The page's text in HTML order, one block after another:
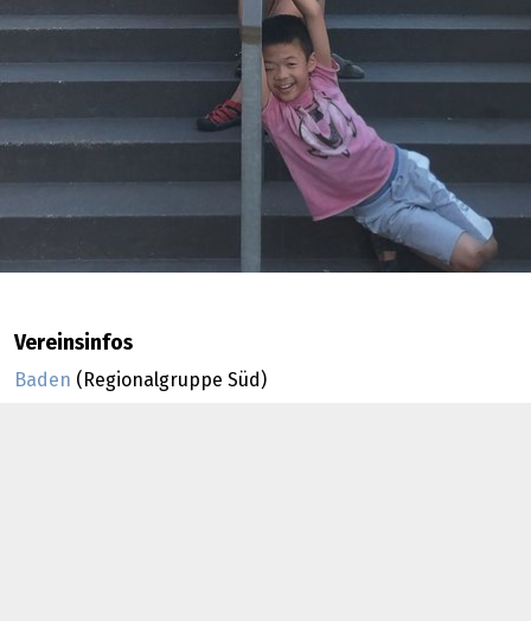
Vereinsinfos
Baden (Regionalgruppe Süd)